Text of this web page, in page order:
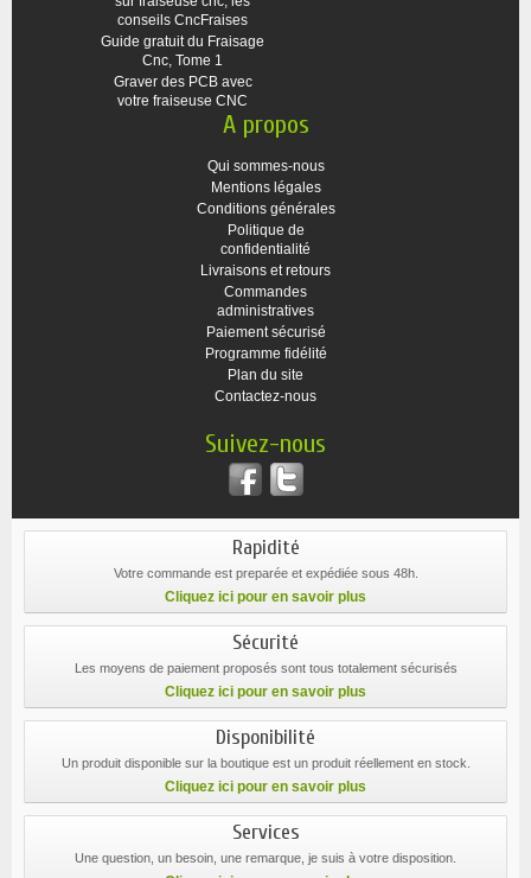
conseils CncFraises
Guide gratuit du Fraisage
Cnc, Tome 1
Graver des PCB avec
votre fraiseuse CNC
A propos
Qui sommes-nous
Mentions légales
Conditions générales
Politique de
confidentialité
Livraisons et retours
Commandes
administratives
Paiement sécurisé
Programme fidélité
Plan du site
Contactez-nous
Suivez-nous
Rapidité
Votre commande est preparée et expédiée sous 48h.
Cliquez ici pour en savoir plus
Sécurité
Les moyens de paiement proposés sont tous totalement sécurisés
Cliquez ici pour en savoir plus
Disponibilité
Un produit disponible sur la boutique est un produit réellement en stock.
Cliquez ici pour en savoir plus
Services
Une question, un besoin, une remarque, je suis à votre disposition.